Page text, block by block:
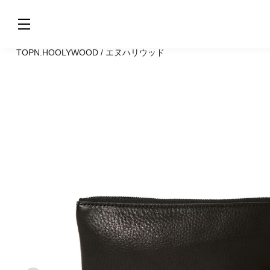
TOPN.HOOLYWOOD / エヌハリウッド